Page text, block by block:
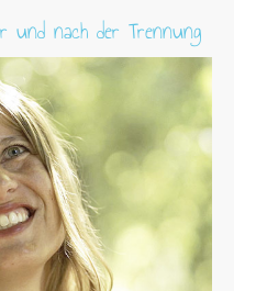
nach der Trennung